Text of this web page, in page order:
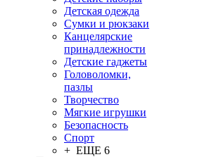
Детская одежда
Сумки и рюкзаки
Канцелярские
принадлежности
Детские гаджеты
Головоломки,
пазлы
Творчество
Мягкие игрушки
Безопасность
Спорт
+ ЕЩЕ 6